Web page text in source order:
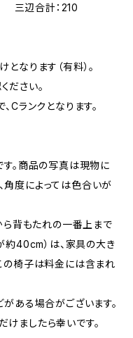
三辺合計：210
なります（有料）。
ださい。
ランクとなります。
。商品の写真は現物に
角度によっては色合いが
ら背もたれの一番上まで
40cm）は、家具の大き
の椅子は料金には含まれ
ある場合がございます。
ましたら幸いです。